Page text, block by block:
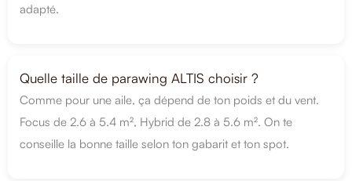
adapté.
Quelle taille de parawing ALTIS choisir ?
Comme pour une aile, ça dépend de ton poids et du vent.
Focus de 2.6 à 5.4 m², Hybrid de 2.8 à 5.6 m². On te
conseille la bonne taille selon ton gabarit et ton spot.